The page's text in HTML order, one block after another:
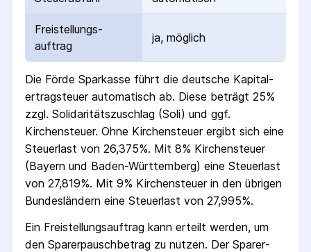
Freistellungs­
auftrag
ja, möglich
Die Förde Sparkasse führt die deutsche Kapital­
ertrag­steuer automatisch ab. Diese beträgt 25%
zzgl. Solidaritäts­zuschlag (Soli) und ggf.
Kirchensteuer. Ohne Kirchensteuer ergibt sich eine
Steuerlast von 26,375%. Mit 8% Kirchensteuer
(Bayern und Baden-Württemberg) eine Steuerlast
von 27,819%. Mit 9% Kirchensteuer in den übrigen
Bundesländern eine Steuerlast von 27,995%.
Ein Freistellungs­auftrag kann erteilt werden, um
den Sparer­pausch­betrag zu nutzen. Der Sparer­